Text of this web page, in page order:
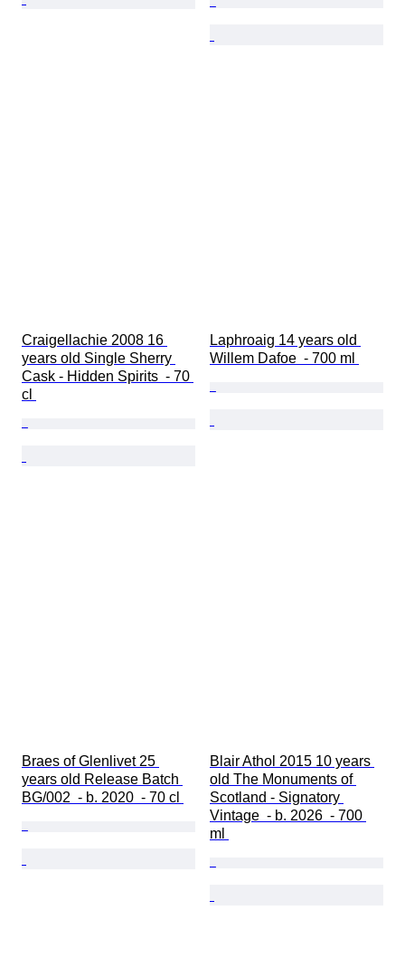
Craigellachie 2008 16
years old Single Sherry
Cask - Hidden Spirits  - 70
cl
Laphroaig 14 years old
Willem Dafoe  - 700 ml
Braes of Glenlivet 25
years old Release Batch
BG/002  - b. 2020  - 70 cl
Blair Athol 2015 10 years
old The Monuments of
Scotland - Signatory
Vintage  - b. 2026  - 700
ml